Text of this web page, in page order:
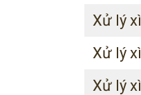
Xử lý
Xử lý
Xử lý